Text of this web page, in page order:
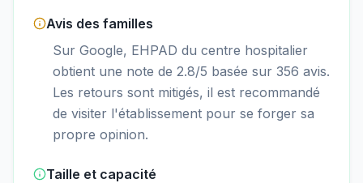
Avis des familles
Sur Google, EHPAD du centre hospitalier
obtient une note de 2.8/5 basée sur 356 avis.
Les retours sont mitigés, il est recommandé
de visiter l'établissement pour se forger sa
propre opinion.
Taille et capacité